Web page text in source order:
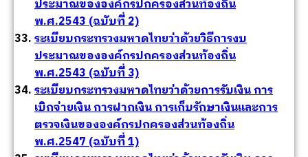
ประมาณขององค์กรปกครองส่วนท้องถิ่น
พ.ศ.2543 (ฉบับที่ 2)
ระเบียบกระทรวงมหาดไทยว่าด้วยวิธีการงบ
ประมาณขององค์กรปกครองส่วนท้องถิ่น
พ.ศ.2543 (ฉบับที่ 3)
ระเบียบกระทรวงมหาดไทยว่าด้วยการรับเงิน การ
เบิกจ่ายเงิน การฝากเงิน การเก็บรักษาเงินและการ
ตรวจเงินขององค์กรปกครองส่วนท้องถิ่น
พ.ศ.2547 (ฉบับที่ 1)